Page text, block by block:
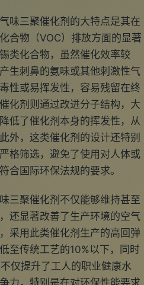
味三聚催化剂的大特点是其在
合物（VOC）排放方面的显著
类化合物，虽然催化效率较
生刺鼻的氨味或其他刺激性气
性或易挥发性，容易残留在终
化剂则通过改进分子结构，大
低了催化剂本身的挥发性，从
外，这类催化剂的设计还特别
格筛选，避免了使用对人体或
合国际环保法规的要求。
三聚催化剂不仅能够维持甚至
还显著改善了生产环境的空气
采用此类催化剂生产的高回弹
至传统工艺的10%以下，同时
仅提升了工人的职业健康水
力，特别是在对环保性能要求